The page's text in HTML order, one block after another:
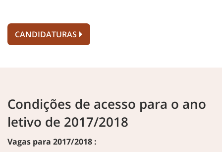
CANDIDATURAS
Condições de acesso para o ano
letivo de 2017/2018
Vagas para 2017/2018 :